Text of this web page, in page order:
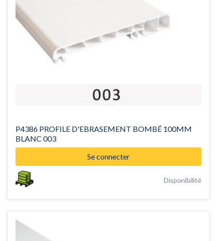
P4386 PROFILE D'EBRASEMENT BOMBÉ 100MM
BLANC 003
Se connecter
Disponibilité